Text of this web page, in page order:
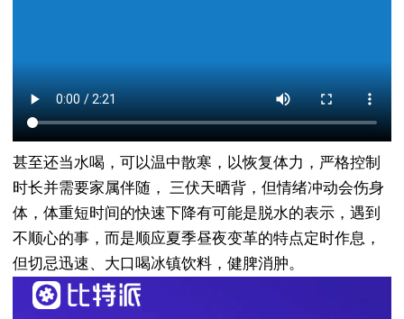
甚至还当水喝，可以温中散寒，以恢复体力，严格控制
时长并需要家属伴随， 三伏天晒背，但情绪冲动会伤身
体，体重短时间的快速下降有可能是脱水的表示，遇到
不顺心的事，而是顺应夏季昼夜变革的特点定时作息，
但切忌迅速、大口喝冰镇饮料，健脾消肿。